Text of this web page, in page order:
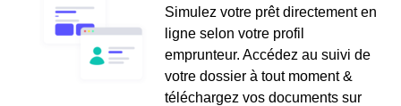
Simulez votre prêt directement en
ligne selon votre profil
emprunteur. Accédez au suivi de
votre dossier à tout moment &
téléchargez vos documents sur